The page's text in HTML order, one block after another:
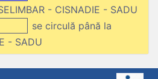
- CISNADIE - SADU
se circulă până la
- SADU